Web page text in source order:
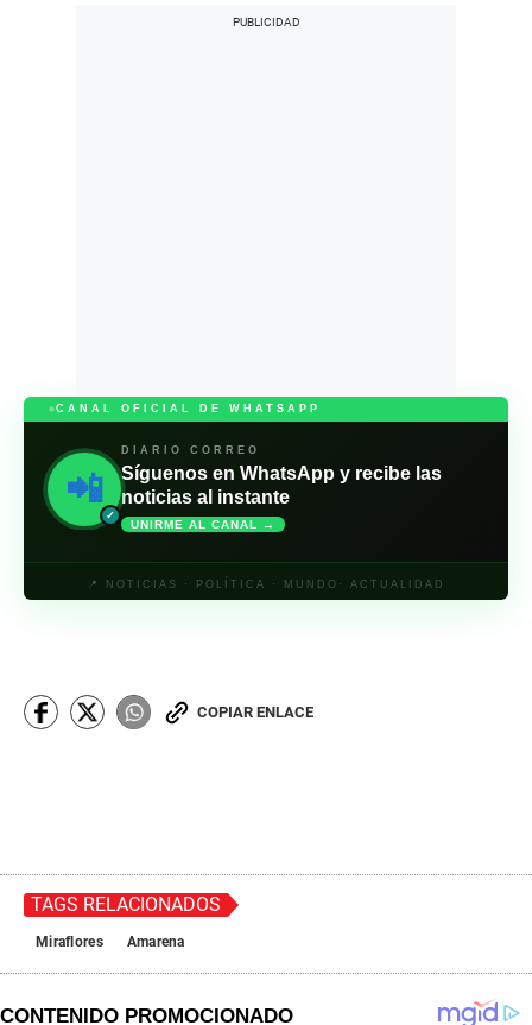
CANAL OFICIAL DE WHATSAPP
📲
✓
DIARIO CORREO
Síguenos en WhatsApp y recibe las
noticias al instante
UNIRME AL CANAL →
📍 NOTICIAS · POLÍTICA · MUNDO· ACTUALIDAD
COPIAR ENLACE
TAGS RELACIONADOS
Miraflores Amarena